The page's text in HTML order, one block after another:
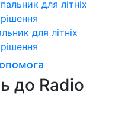
для літніх
до Radio